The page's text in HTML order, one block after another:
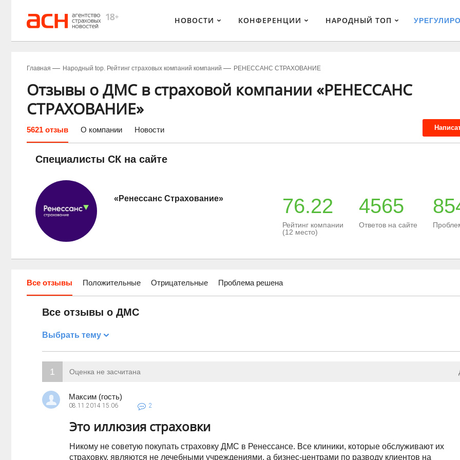
НОВОСТИ КОНФЕРЕНЦИИ НАРОДНЫЙ ТОП
Главная Народный top. Рейтинг страховых компаний компаний РЕНЕССАНС СТРАХОВАНИЕ
Отзывы о ДМС в страховой компании «РЕНЕССАНС
СТРАХОВАНИЕ»
5621 отзыв О компании Новости
Специалисты СК на сайте
«Ренессанс Страхование» 76.22
Рейтинг компании
(12 место)
4565
Ответов на сайте
Все отзывы Положительные Отрицательные Проблема решена
Все отзывы о ДМС
Выбрать тему
1 Оценка не засчитана
Максим (гость)
08.11.2014 15:06 2
Это иллюзия страховки
Никому не советую покупать страховку ДМС в Ренессансе. Все клиники, которые обслуживают их
страховку, являются не лечебными учреждениями, а бизнес-центрами по разводу клиентов на